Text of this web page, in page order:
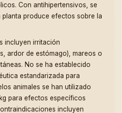
Con antihipertensivos, se
produce efectos sobre la
incluyen irritación
ardor de estómago), mareos o
No se ha establecido
estandarizada para
animales se han utilizado
para efectos específicos
incluyen